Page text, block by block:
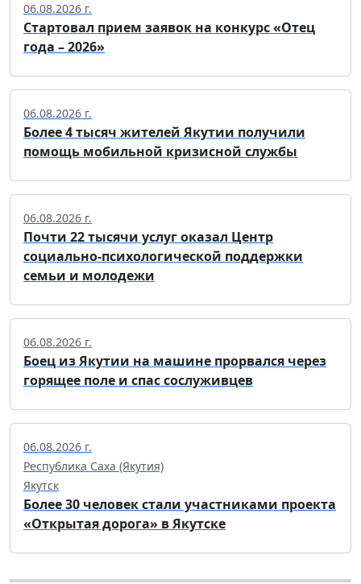
06.08.2026 г.
Стартовал прием заявок на конкурс «Отец
года – 2026»
06.08.2026 г.
Более 4 тысяч жителей Якутии получили
помощь мобильной кризисной службы
06.08.2026 г.
Почти 22 тысячи услуг оказал Центр
социально-психологической поддержки
семьи и молодежи
06.08.2026 г.
Боец из Якутии на машине прорвался через
горящее поле и спас сослуживцев
06.08.2026 г.
Республика Саха (Якутия)
Якутск
Более 30 человек стали участниками проекта
«Открытая дорога» в Якутске